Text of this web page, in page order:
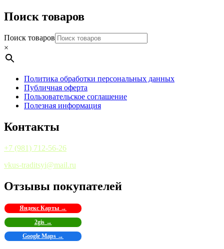
Поиск товаров
Поиск товаров
×
Политика обработки персональных данных
Публичная оферта
Пользовательское соглашение
Полезная информация
Контакты
+7 (981) 712-56-26
vkus-traditsyi@mail.ru
Отзывы покупателей
Яндекс Карты →
2gis →
Google Maps →